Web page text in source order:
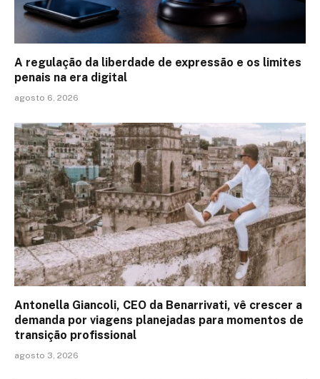
A regulação da liberdade de expressão e os limites
penais na era digital
agosto 6, 2026
Antonella Giancoli, CEO da Benarrivati, vê crescer a
demanda por viagens planejadas para momentos de
transição profissional
agosto 3, 2026